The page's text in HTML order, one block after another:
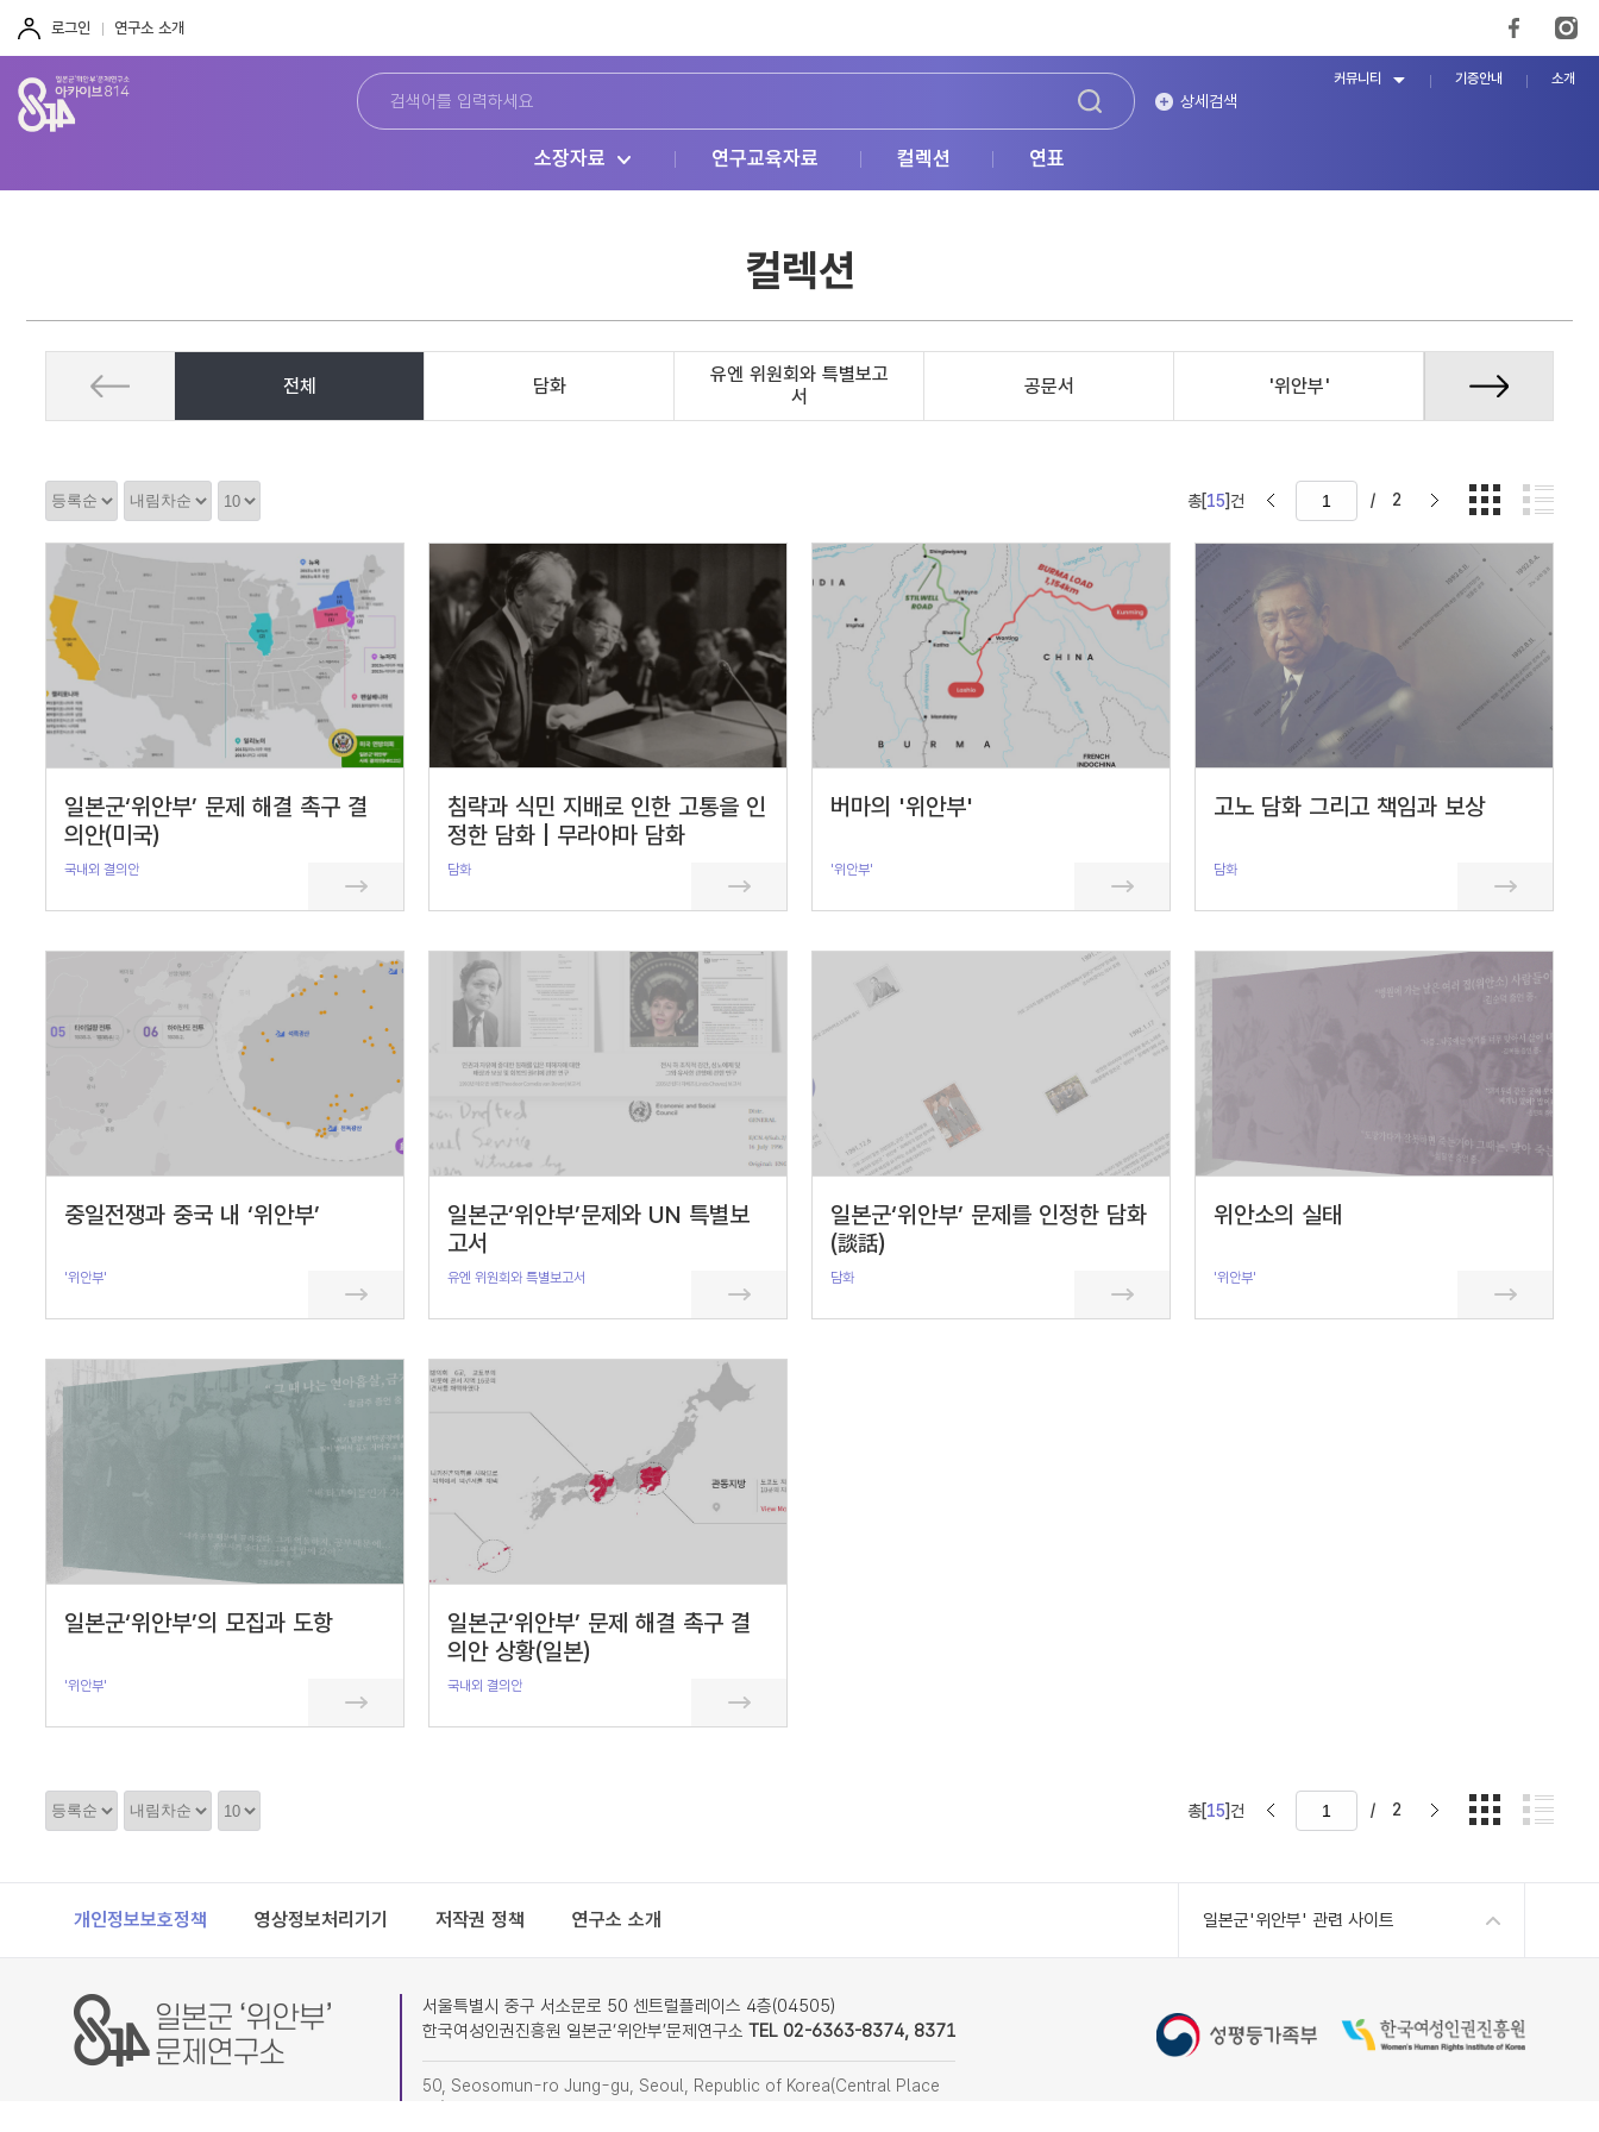
로그인 연구소 소개
상세검색
소장자료 연구교육자료 컬렉션 연표
커뮤니티 기증안내 소개
컬렉션
전체 담화
유엔 위원회와 특별보고
서
공문서 '위안부' 국내외 결의
정
렬
정
렬
순
서
정
렬
갯
수
총[15]건 / 2
일본군‘위안부’ 문제 해결 촉구 결
의안(미국)
국내외 결의안
침략과 식민 지배로 인한 고통을 인
정한 담화 | 무라야마 담화
담화
버마의 '위안부'
'위안부'
고노 담화 그리고 책임과 보상
담화
중일전쟁과 중국 내 ‘위안부’
'위안부'
일본군‘위안부’문제와 UN 특별보
고서
유엔 위원회와 특별보고서
일본군‘위안부’ 문제를 인정한 담화
(談話)
담화
위안소의 실태
'위안부'
일본군‘위안부’의 모집과 도항
'위안부'
일본군‘위안부’ 문제 해결 촉구 결
의안 상황(일본)
국내외 결의안
정
렬
정
렬
순
정
렬
갯
총[15]건 / 2
Footer
개인정보보호정책 영상정보처리기기 저작권 정책 연구소 소개 일본군'위안부' 관련 사이트
서울특별시 중구 서소문로 50 센트럴플레이스 4층(04505)
한국여성인권진흥원 일본군‘위안부’문제연구소 TEL 02-6363-8374, 8371
50, Seosomun-ro Jung-gu, Seoul, Republic of Korea(Central Place